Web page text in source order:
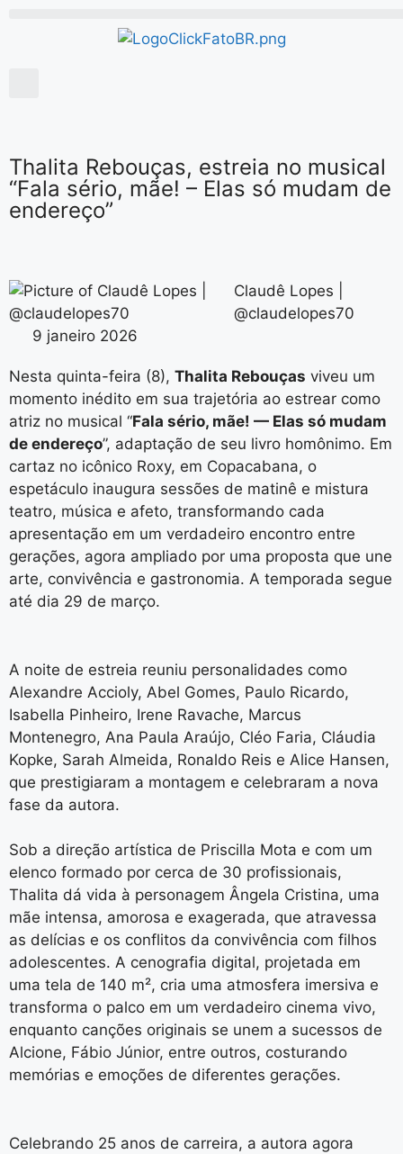
Thalita Rebouças, estreia no musical
“Fala sério, mãe! – Elas só mudam de
endereço”
Claudê Lopes |
@claudelopes70
9 janeiro 2026
Nesta quinta-feira (8), Thalita Rebouças viveu um
momento inédito em sua trajetória ao estrear como
atriz no musical “Fala sério, mãe! — Elas só mudam
de endereço”, adaptação de seu livro homônimo. Em
cartaz no icônico Roxy, em Copacabana, o
espetáculo inaugura sessões de matinê e mistura
teatro, música e afeto, transformando cada
apresentação em um verdadeiro encontro entre
gerações, agora ampliado por uma proposta que une
arte, convivência e gastronomia. A temporada segue
até dia 29 de março.
A noite de estreia reuniu personalidades como
Alexandre Accioly, Abel Gomes, Paulo Ricardo,
Isabella Pinheiro, Irene Ravache, Marcus
Montenegro, Ana Paula Araújo, Cléo Faria, Cláudia
Kopke, Sarah Almeida, Ronaldo Reis e Alice Hansen,
que prestigiaram a montagem e celebraram a nova
fase da autora.
Sob a direção artística de Priscilla Mota e com um
elenco formado por cerca de 30 profissionais,
Thalita dá vida à personagem Ângela Cristina, uma
mãe intensa, amorosa e exagerada, que atravessa
as delícias e os conflitos da convivência com filhos
adolescentes. A cenografia digital, projetada em
uma tela de 140 m², cria uma atmosfera imersiva e
transforma o palco em um verdadeiro cinema vivo,
enquanto canções originais se unem a sucessos de
Alcione, Fábio Júnior, entre outros, costurando
memórias e emoções de diferentes gerações.
Celebrando 25 anos de carreira, a autora agora